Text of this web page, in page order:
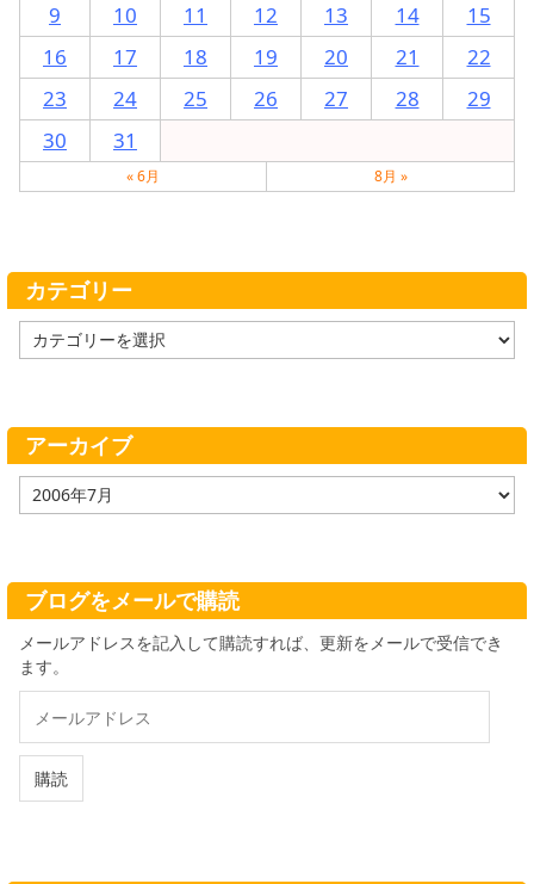
9
10 11 12 13 14
15
16
17 18 19 20 21
22
23
24 25 26 27 28
29
30
31
« 6月 8月 »
カテゴリー
テ
ー
アーカイブ
ア
ー
ブ
ブログをメールで購読
メールアドレスを記入して購読すれば、更新をメールで受信でき
ます。
ル
ド
購読